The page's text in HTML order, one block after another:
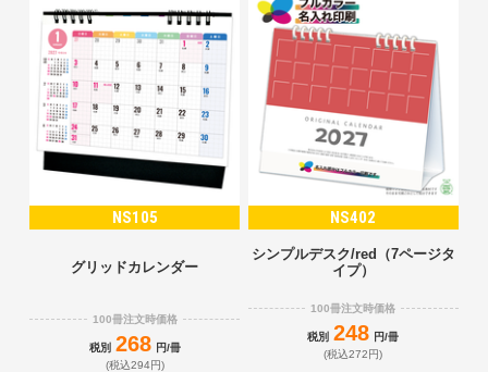
NS105
グリッドカレンダー
100冊注文時価格
税別 268 円/冊
(税込294円)
NS402
シンプルデスク/red（7ページタ
イプ）
100冊注文時価格
税別 248 円/冊
(税込272円)